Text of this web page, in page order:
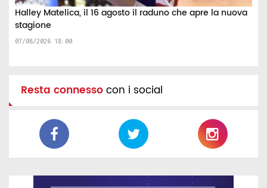
Halley Matelica, il 16 agosto il raduno che apre la nuova
stagione
07/08/2026 18:00
Resta connessocon i social